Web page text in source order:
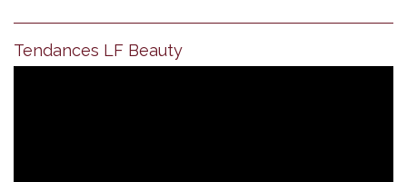
Tendances LF Beauty